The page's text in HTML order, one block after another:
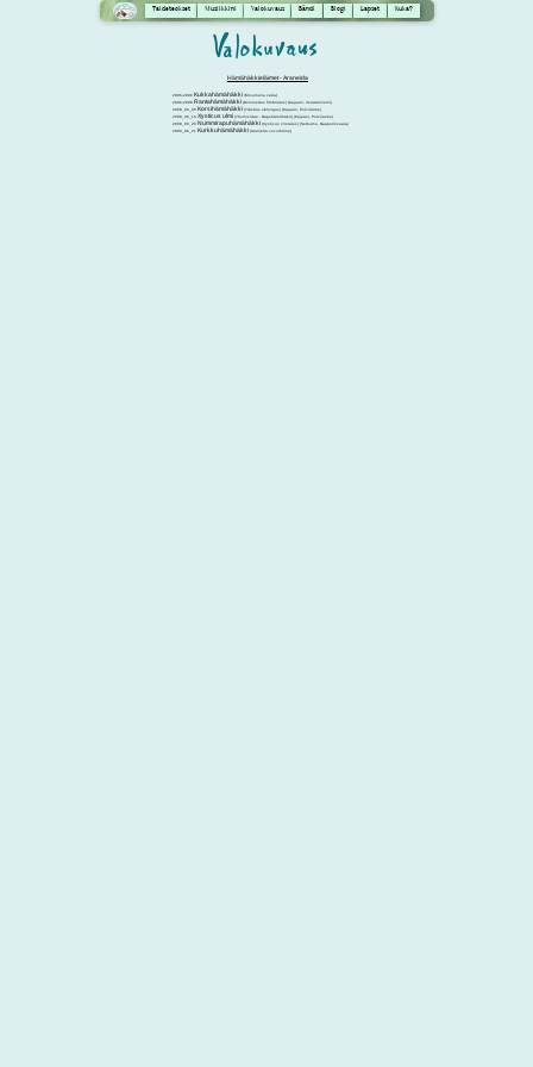
Taideteokset Musiikkini Valokuvaus Bändi Blogi Lapset Kuka?
Hämähäkkieläimet - Araneida
2006-2009 Kukkahämähäkki (Misumena vatia)
2006-2008 Rantahämähäkki (Dolomedes fimbriatus) (Kajaani, Venäänniemi)
2008_06_05 Korsihämähäkki (Tibellus oblongus) (Kajaani, Polvilantie)
2008_06_16 Xysticus ulmi (Thomisidae - Rapuhämähäkit) (Kajaani, Polvilantie)
2008_06_20 Nummirapuhämähäkki (Xysticus cristatus) (Sotkamo, Naapurinvaara)
2009_06_21 Kurkkuhämähäkki (Araniella cucurbitina)